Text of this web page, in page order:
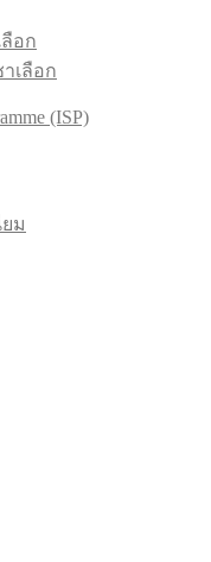
อก
เลือก
(ISP)
ม